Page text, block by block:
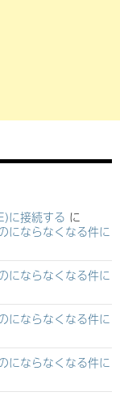
に接続する に
ならなくなる件に
ならなくなる件に
ならなくなる件に
ならなくなる件に